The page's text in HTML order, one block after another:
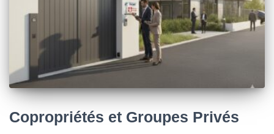
Copropriétés et Groupes Privés